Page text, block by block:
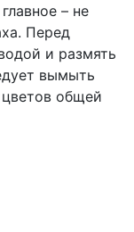
– не
Перед
и размять
вымыть
общей